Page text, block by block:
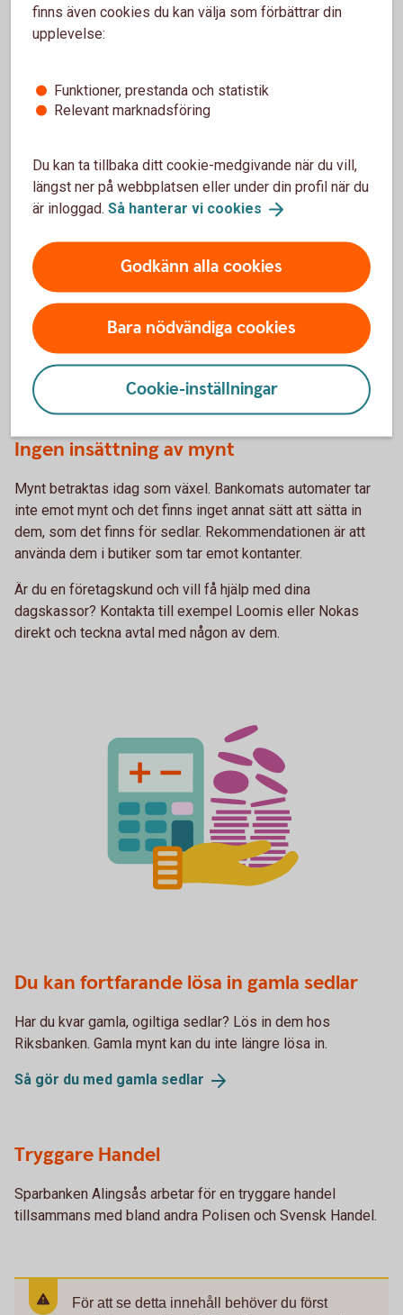
Swish - ett bra alternativ till
Med Swish kan du enkelt föra över pengar vilket gör
att du slipper ta ut eller sätta in pengar. Du skaffar
tjänsten, snabbt och enkelt, i internetbanken eller
Skaffa
Mer information om kontanter
Ingen insättning av mynt
Mynt betraktas idag som växel. Bankomats automater tar
inte emot mynt och det finns inget annat sätt att sätta in
dem, som det finns för sedlar. Rekommendationen är att
använda dem i butiker som tar emot kontanter.
Är du en företagskund och vill få hjälp med dina
dagskassor? Kontakta till exempel Loomis eller Nokas
direkt och teckna avtal med någon av dem.
Du kan fortfarande lösa in gamla sedlar
Har du kvar gamla, ogiltiga sedlar? Lös in dem hos
Riksbanken. Gamla mynt kan du inte längre lösa in.
Så gör du med gamla sedlar
Tryggare Handel
Sparbanken Alingsås arbetar för en tryggare handel
tillsammans med bland andra Polisen och Svensk Handel.
För att se detta innehåll behöver du först
finns även cookies du kan välja som förbättrar din
upplevelse:
Funktioner, prestanda och statistik
Relevant marknadsföring
Du kan ta tillbaka ditt cookie-medgivande när du vill,
längst ner på webbplatsen eller under din profil när du
är inloggad. Så hanterar vi cookies
Godkänn alla cookies
Bara nödvändiga cookies
Cookie-inställningar